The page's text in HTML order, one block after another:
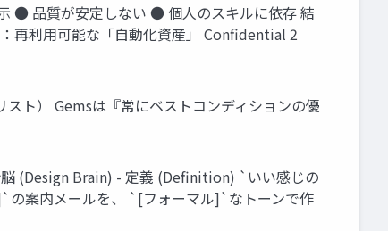
● 品質が安定しない ● 個人のスキルに依存 結
再利用可能な「自動化資産」 Confidential 2
ト） Gemsは『常にベストコンディションの優
(Design Brain) - 定義 (Definition) `いい感じの
案内メールを、 `[フォーマル]`なトーンで作